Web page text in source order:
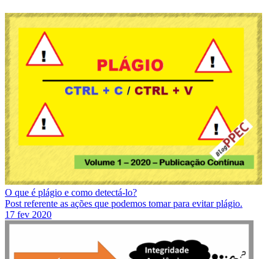
O que é plágio e como detectá-lo?
Post referente as ações que podemos tomar para evitar plágio.
17 fev 2020